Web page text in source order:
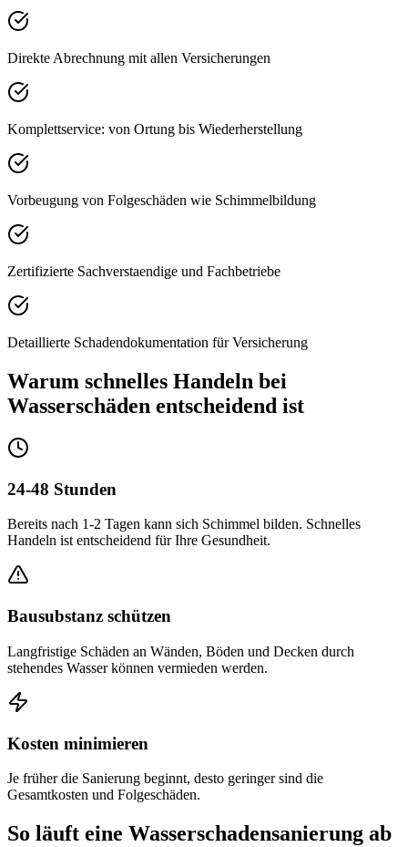
Direkte Abrechnung mit allen Versicherungen
Komplettservice: von Ortung bis Wiederherstellung
Vorbeugung von Folgeschäden wie Schimmelbildung
Zertifizierte Sachverstaendige und Fachbetriebe
Detaillierte Schadendokumentation für Versicherung
Warum schnelles Handeln bei
Wasserschäden entscheidend ist
24-48 Stunden
Bereits nach 1-2 Tagen kann sich Schimmel bilden. Schnelles
Handeln ist entscheidend für Ihre Gesundheit.
Bausubstanz schützen
Langfristige Schäden an Wänden, Böden und Decken durch
stehendes Wasser können vermieden werden.
Kosten minimieren
Je früher die Sanierung beginnt, desto geringer sind die
Gesamtkosten und Folgeschäden.
So läuft eine Wasserschadensanierung ab